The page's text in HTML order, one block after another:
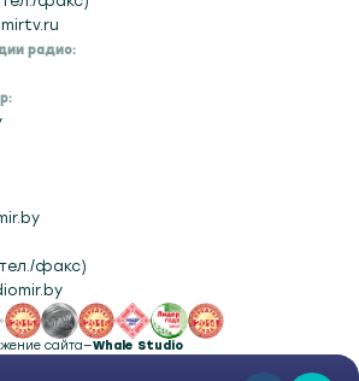
факс)
радио:
факс)
сайта—Whale Studio